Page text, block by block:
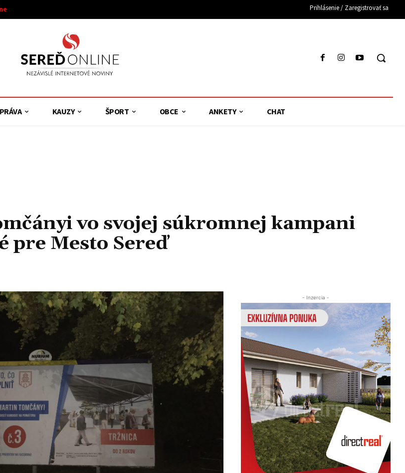
Prihlásenie / Zaregistrovať sa
KAUZY ŠPORT OBCE ANKETY CHAT
vo svojej súkromnej kampani
pre Mesto Sereď
- Inzercia -